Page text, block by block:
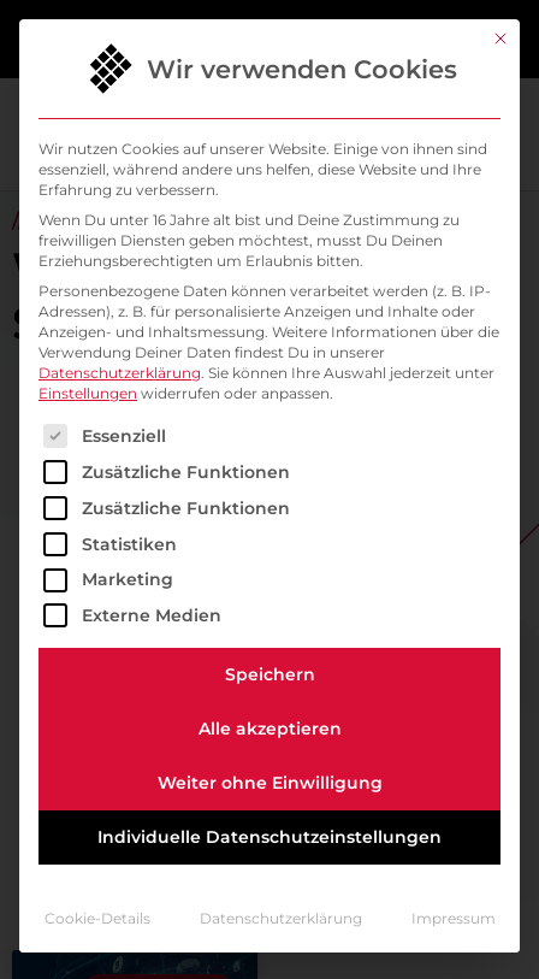
// ALL ABOUT KUBERNETES & CLOUD NATIVE
Willkommen im
SysEleven Blog
Mit
Wir verwenden Cookies
Wir nutzen Cookies auf unserer Website. Einige von ihnen sind
essenziell, während andere uns helfen, diese Website und Ihre
Erfahrung zu verbessern.
Wenn Du unter 16 Jahre alt bist und Deine Zustimmung zu
freiwilligen Diensten geben möchtest, musst Du Deinen
Erziehungsberechtigten um Erlaubnis bitten.
Personenbezogene Daten können verarbeitet werden (z. B. IP-
Adressen), z. B. für personalisierte Anzeigen und Inhalte oder
Anzeigen- und Inhaltsmessung. Weitere Informationen über die
Verwendung Deiner Daten findest Du in unserer
Datenschutzerklärung. Sie können Ihre Auswahl jederzeit unter
Einstellungen widerrufen oder anpassen.
Es folgt eine Liste der Service-Gruppen, für die
Essenziell
Zusätzliche Funktionen
Zusätzliche Funktionen
Statistiken
Marketing
Externe Medien
Speichern
Alle akzeptieren
Weiter ohne Einwilligung
Individuelle Datenschutzeinstellungen
Cookie-Details Datenschutzerklärung Impressum